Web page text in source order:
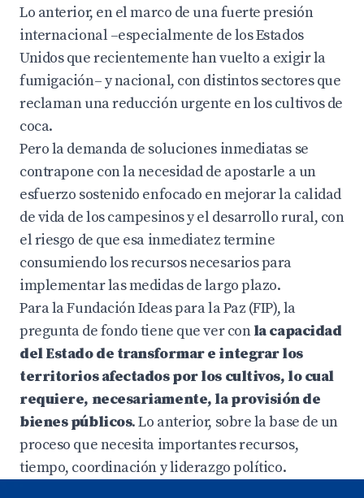
Lo anterior, en el marco de una fuerte presión
internacional –especialmente de los Estados
Unidos que recientemente han vuelto a exigir la
fumigación– y nacional, con distintos sectores que
reclaman una reducción urgente en los cultivos de
coca.
Pero la demanda de soluciones inmediatas se
contrapone con la necesidad de apostarle a un
esfuerzo sostenido enfocado en mejorar la calidad
de vida de los campesinos y el desarrollo rural, con
el riesgo de que esa inmediatez termine
consumiendo los recursos necesarios para
implementar las medidas de largo plazo.
Para la Fundación Ideas para la Paz (FIP), la
pregunta de fondo tiene que ver conla capacidad
del Estado de transformar e integrar los
territorios afectados por los cultivos, lo cual
requiere, necesariamente, la provisión de
bienes públicos. Lo anterior, sobre la base de un
proceso que necesita importantes recursos,
tiempo, coordinación y liderazgo político.